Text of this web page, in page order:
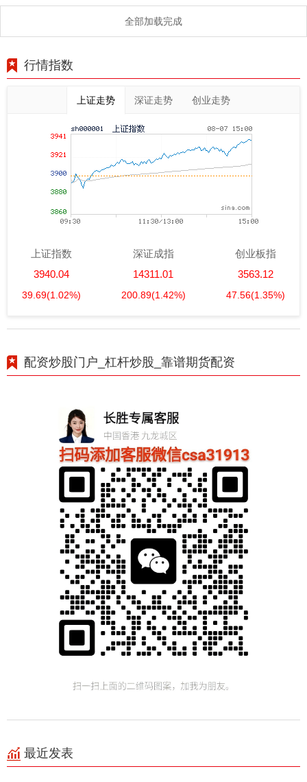
全部加载完成
行情指数
上证走势 深证走势 创业走势
上证指数
3940.04
39.69(1.02%)
深证成指
14311.01
200.89(1.42%)
创业板指
3563.12
47.56(1.35%)
配资炒股门户_杠杆炒股_靠谱期货配资
最近发表